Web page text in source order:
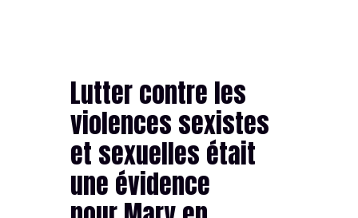
Lutter contre les
violences sexistes
et sexuelles était
une évidence